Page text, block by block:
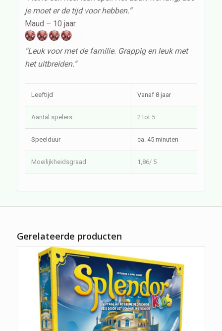
je moet er de tijd voor hebben.”
Maud – 10 jaar
“Leuk voor met de familie. Grappig en leuk met
het uitbreiden.”
Leeftijd Vanaf 8 jaar
Aantal spelers 2 tot 5
Speelduur ca. 45 minuten
Moeilijkheidsgraad 1,86/ 5
Gerelateerde producten